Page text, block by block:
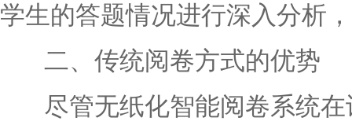
学生的答题情况进行深入分析
二、传统阅卷方式的优势
尽管无纸化智能阅卷系统在